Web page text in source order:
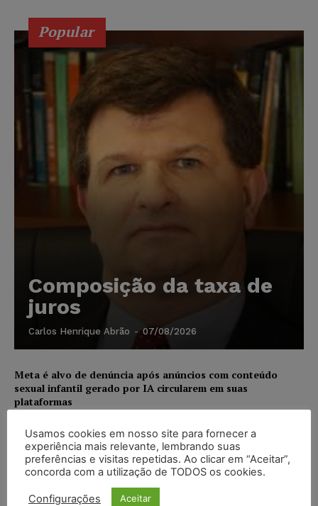
Popular
Composição da taxa de
juros
Carlos Henrique Abrão - 07/08/2026
Meta é alvo de denúncia após anúncios com conteúdo
sexual infantil gerado por IA circularem em suas
plataformas
Advogado preso por suspeita de matar o filho tem
inscrição suspensa pela OAB-TO
Usamos cookies em nosso site para fornecer a
experiência mais relevante, lembrando suas
preferências e visitas repetidas. Ao clicar em “Aceitar”,
concorda com a utilização de TODOS os cookies.
Configurações Aceitar